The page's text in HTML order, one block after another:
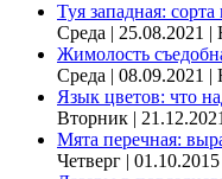
Туя западная:
Среда | 25.08.2021 |
Жимолость
Среда | 08.09.2021 |
Язык цветов: что
Вторник |
Мята перечная:
Четверг |